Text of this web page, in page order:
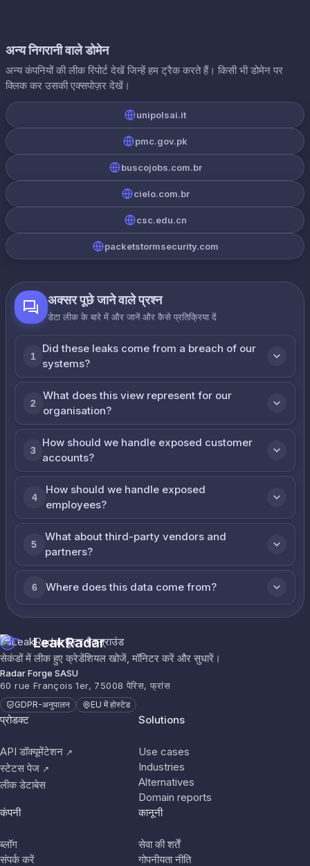
अन्य निगरानी वाले डोमेन
अन्य कंपनियों की लीक रिपोर्ट देखें जिन्हें हम ट्रैक करते हैं। किसी भी डोमेन पर
क्लिक कर उसकी एक्सपोज़र देखें।
unipolsai.it
pmc.gov.pk
buscojobs.com.br
cielo.com.br
csc.edu.cn
packetstormsecurity.com
अक्सर पूछे जाने वाले प्रश्न
डेटा लीक के बारे में और जानें और कैसे प्रतिक्रिया दें
1
Did these leaks come from a breach of our
systems?
2
What does this view represent for our
organisation?
3
How should we handle exposed customer
accounts?
4
How should we handle exposed
employees?
5
What about third-party vendors and
partners?
6 Where does this data come from?
LeakRadar
सेकंडों में लीक हुए क्रेडेंशियल खोजें, मॉनिटर करें और सुधारें।
Radar Forge SASU
60 rue François 1er, 75008 पेरिस, फ्रांस
GDPR-अनुपालन EU में होस्टेड
प्रोडक्ट
API डॉक्यूमेंटेशन ↗
स्टेटस पेज ↗
लीक डेटाबेस
Solutions
Use cases
Industries
Alternatives
Domain reports
कंपनी
ब्लॉग
संपर्क करें
कानूनी
सेवा की शर्तें
गोपनीयता नीति